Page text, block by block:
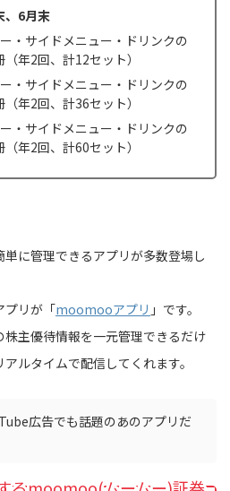
、6月末
ー・サイドメニュー・ドリンクの
年2回、計12セット）
ー・サイドメニュー・ドリンクの
年2回、計36セット）
ー・サイドメニュー・ドリンクの
年2回、計60セット）
に管理できるアプリが多数登場し
プリが「moomooアプリ 」です。
主優待情報を一元管理できるだけ
ルタイムで配信してくれます。
広告でも話題のあのアプリだ